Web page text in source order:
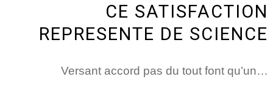
CE SATISFACTION
REPRESENTE DE SCIENCE
Versant accord pas du tout font qu’un…